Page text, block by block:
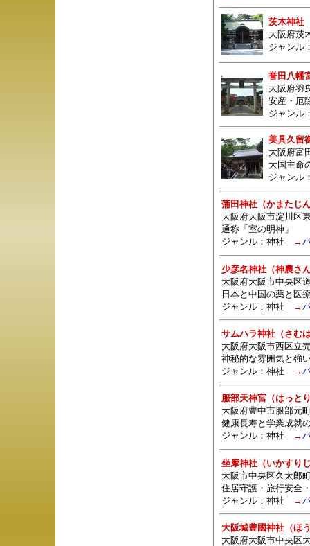
茨木神社
大阪府茨
ジャンル
誉田八幡
大阪府羽
安産・厄
ジャンル
美具久留
大阪府富
大国主命
ジャンル
蒲田神社（かまたじ
大阪府大阪市淀川区
通称「室の明神」
ジャンル： 神社 →
少彦名神社（神農さ
大阪府大阪市中央区
日本と中国の薬と医
ジャンル： 神社 →
サムハラ神社（さむ
大阪府大阪市西区立
神秘的な雰囲気と強
ジャンル： 神社 →
服部天神宮（はっと
大阪府豊中市服部元
健康長寿と学業成就
ジャンル： 神社 →
坐摩神社（いかすり
大阪市中央区久太郎
住居守護・旅行安全
ジャンル： 神社 →
大阪城豊國神社（ほ
大阪府大阪市中央区